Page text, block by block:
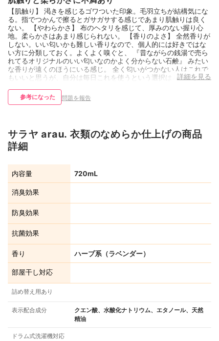
【肌触り】 渇きを感じるゴワついた印象。毛羽立ちが結構気にな
る。指でつかんで擦るとガサガサする感じであまり肌触りは良く
ない。 【やわらかさ】 布のヘタリを感じて、厚みのない握り心
地。柔らかさはあまり感じられない。 【香りのよさ】 全然香りが
しない。いい匂いかも難しい香りなので、個人的には好きではな
い方に分類しておく。よくよく嗅ぐと、 『昔ながらの銭湯で売ら
れてるオリジナルのいい匂いなのかよく分からない石鹸』 みたい
な香りが遠くのほうにいる感じ。 全く匂いがつかない人はこれで
もいいと思うが、自分は毎日これを使うという選択はとらない。
詳細を見る
参考になった 問題を報告
サラヤ arau. 衣類のなめらか仕上げの商品
詳細
内容量 720mL
消臭効果
防臭効果
抗菌効果
香り ハーブ系（ラベンダー）
部屋干し対応
詰め替え用あり
表示配合成分
クエン酸、水酸化ナトリウム、エタノール、天然
精油
ドラム式洗濯機対応